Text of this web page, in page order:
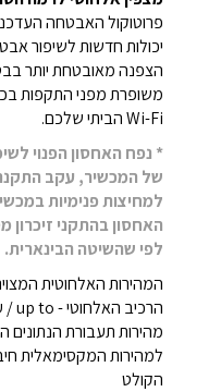
יכולות חדשות לשיפור
משופרת מפני התקפות
Wi-Fi הביתי שלכם.
* נפח האחסון הפנוי
של המכשיר, עקב
למחיצות פנימיות
האחסון בהתקני
לפי שהשיטה הבינארית.
המהירות האלחוטית
הרכיב האלחוטי - up to / עד מהירות.
מהירות תעבורת הנתונים
למהירות המקסימאלית
הקולט